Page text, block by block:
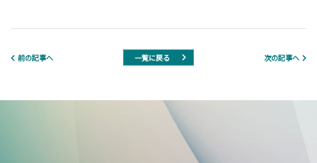
前の記事へ 一覧に戻る 次の記事へ